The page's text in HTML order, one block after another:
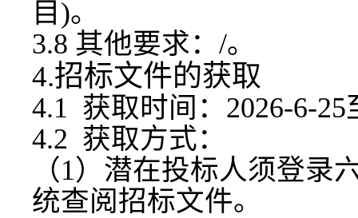
目)。
3.8 其他要求：/。
4.招标文件的获取
4.1 获取时间：2026-6-25
4.2 获取方式：
（1）潜在投标人须登录
统查阅招标文件。